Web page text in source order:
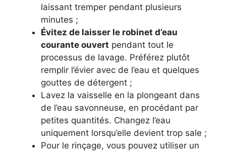
laissant tremper pendant plusieurs
minutes ;
Évitez de laisser le robinet d’eau
courante ouvert pendant tout le
processus de lavage. Préférez plutôt
remplir l’évier avec de l’eau et quelques
gouttes de détergent ;
Lavez la vaisselle en la plongeant dans
de l’eau savonneuse, en procédant par
petites quantités. Changez l’eau
uniquement lorsqu’elle devient trop sale ;
Pour le rinçage, vous pouvez utiliser un